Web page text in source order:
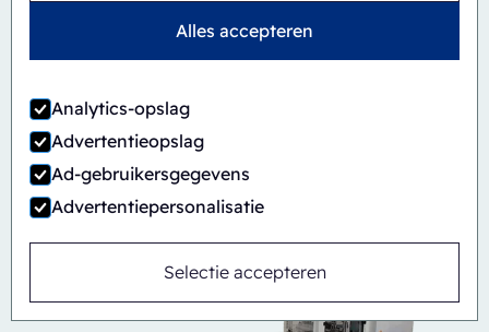
Alles accepteren
Analytics-opslag
Advertentieopslag
Ad-gebruikersgegevens
Advertentiepersonalisatie
Selectie accepteren
CBS/PH30-1428-CS